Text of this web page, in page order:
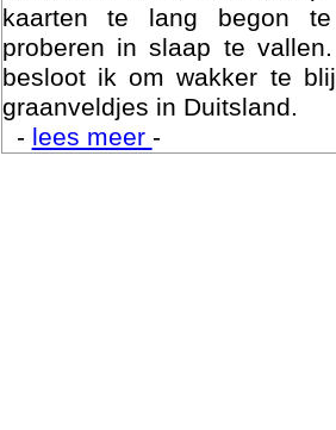
Yorick en ik te kaarten op
kaarten te lang begon
proberen in slaap te
besloot ik om wakker te
graanveldjes in Duitsland.
-lees meer-